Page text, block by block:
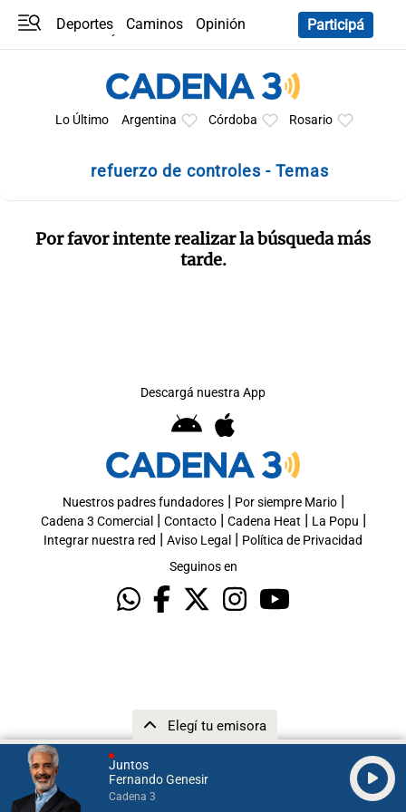
Juntos
Fernando Genesir
Cadena 3
Elegí tu emisora
Deportes Caminos
Opinión
Participá
Lo Último Argentina Córdoba Rosario
refuerzo de controles - Temas
Por favor intente realizar la búsqueda más
tarde.
Descargá nuestra App
Nuestros padres fundadores| Por siempre Mario|
Cadena 3 Comercial | Contacto| Cadena Heat | La Popu |
Integrar nuestra red | Aviso Legal | Política de Privacidad
Seguinos en